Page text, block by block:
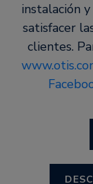
instalación
satisfacer
clientes.